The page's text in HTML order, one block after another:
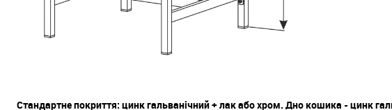
Стандартне покриття: цинк гальванічний + лак або хром. Дно кошика - цинк